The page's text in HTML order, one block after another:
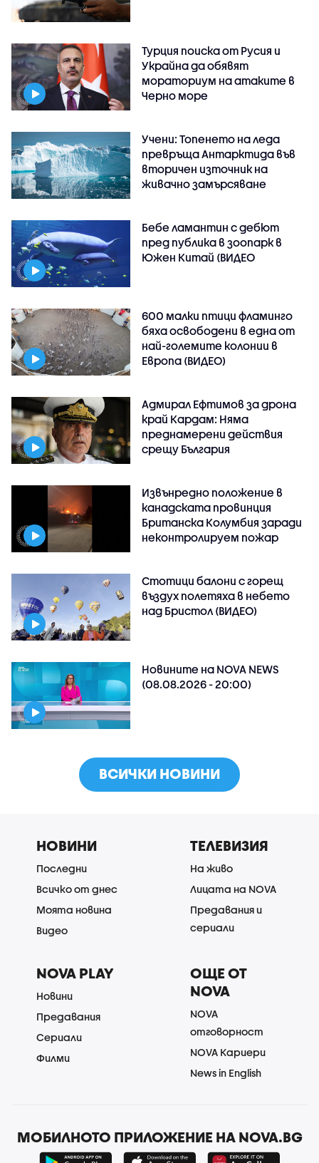
Турция поиска от Русия и
Украйна да обявят
мораториум на атаките в
Черно море
Учени: Топенето на леда
превръща Антарктида във
вторичен източник на
живачно замърсяване
Бебе ламантин с дебют
пред публика в зоопарк в
Южен Китай (ВИДЕО
600 малки птици фламинго
бяха освободени в една от
най-големите колонии в
Европа (ВИДЕО)
Адмирал Ефтимов за дрона
край Кардам: Няма
преднамерени действия
срещу България
Извънредно положение в
канадската провинция
Британска Колумбия заради
неконтролируем пожар
Стотици балони с горещ
въздух полетяха в небето
над Бристол (ВИДЕО)
Новините на NOVA NEWS
(08.08.2026 - 20:00)
ВСИЧКИ НОВИНИ
НОВИНИ
Последни
Всичко от днес
Моята новина
Видео
ТЕЛЕВИЗИЯ
На живо
Лицата на NOVA
Предавания и
сериали
NOVA PLAY
Новини
Предавания
Сериали
Филми
ОЩЕ ОТ
NOVA
NOVA
отговорност
NOVA Кариери
News in English
МОБИЛНОТО ПРИЛОЖЕНИЕ НА NOVA.BG